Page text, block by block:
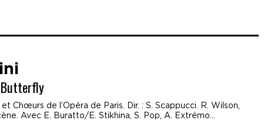
Butterfly
Chœurs de l’Opéra de Paris. Dir. : S. Scappucci. R. Wilson,
Avec E. Buratto/E. Stikhina, S. Pop, A. Extrémo...